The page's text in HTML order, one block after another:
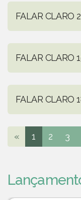
FALAR CLARO
FALAR CLARO
FALAR CLARO
« 1 2 3